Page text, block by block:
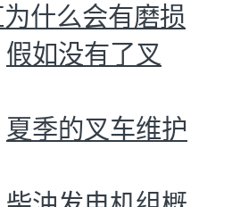
什么会有磨损
假如没有了叉
夏季的叉车维护